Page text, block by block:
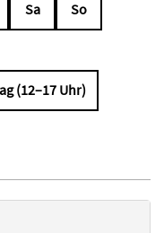
Sa So
(12–17 Uhr)